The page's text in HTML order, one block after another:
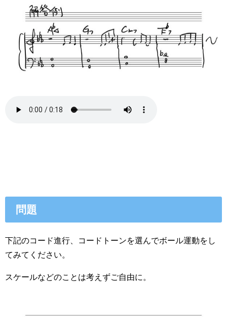
問題
下記のコード進行、コードトーンを選んでボール運動をし
てみてください。
スケールなどのことは考えずご自由に。